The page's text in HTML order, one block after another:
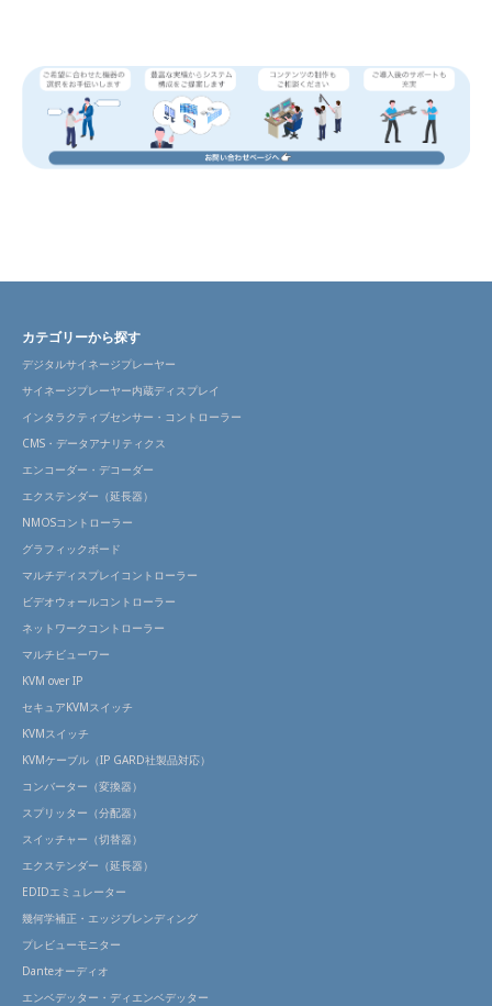
カテゴリーから探す
デジタルサイネージプレーヤー
サイネージプレーヤー内蔵ディスプレイ
インタラクティブセンサー・コントローラー
CMS・データアナリティクス
エンコーダー・デコーダー
エクステンダー（延長器）
NMOSコントローラー
グラフィックボード
マルチディスプレイコントローラー
ビデオウォールコントローラー
ネットワークコントローラー
マルチビューワー
KVM over IP
セキュアKVMスイッチ
KVMスイッチ
KVMケーブル（IP GARD社製品対応）
コンバーター（変換器）
スプリッター（分配器）
スイッチャー（切替器）
エクステンダー（延長器）
EDIDエミュレーター
幾何学補正・エッジブレンディング
プレビューモニター
Danteオーディオ
エンベデッター・ディエンベデッター